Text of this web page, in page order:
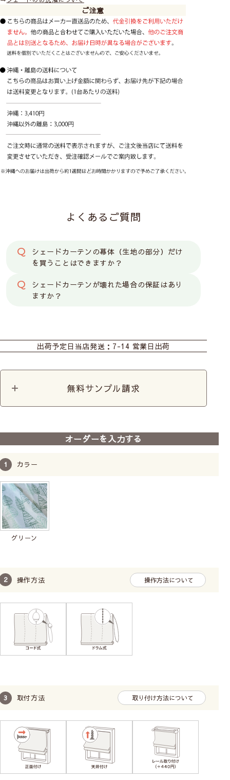
Class１
透け感あり／人の表情や人の動作がわかる
やや透け感あり／人の輪郭が見える
ほぼ透け感なし／わずかに人の気配を感じる
Class４
す。
◆ シェードカーテンについて ◆
コード式（ひもタイ
シングルシェード【コード式】
お手頃価格
せまい幅の小窓におすすめ
長い丈の場合、昇降に力が必要です。
シングルシェード【ドラム式】
ご注意
よくあるご質問
シェードカーテンの幕体（生地の部分）だけ
を買うことはできますか？
シェードカーテンが壊れた場合の保証はあり
ますか？
出荷予定日 当店発送：7-14 営業日出荷
無料サンプル請求
オーダーを入力する
カラー
グリーン
操作方法 操作方法について
取付方法 取り付け方法について